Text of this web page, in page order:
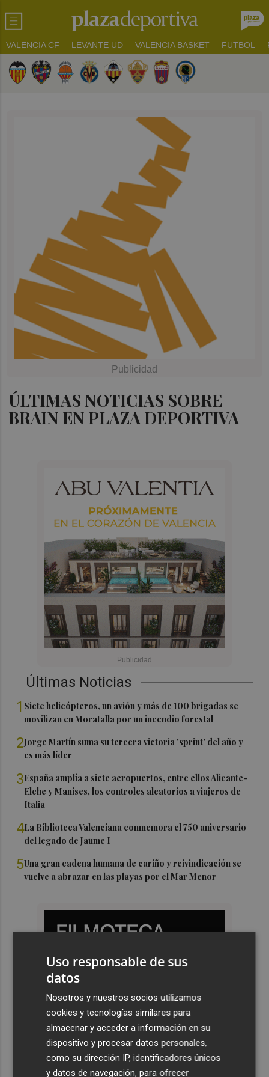
VALENCIA CF LEVANTE UD VALENCIA BASKET FUTBOL
ÚLTIMAS NOTICIAS SOBRE
BRAIN EN PLAZA DEPORTIVA
Últimas Noticias
1 Siete helicópteros, un avión y más de 100 brigadas se
movilizan en Moratalla por un incendio forestal
2Jorge Martín suma su tercera victoria 'sprint' del año y
es más líder
3España amplía a siete aeropuertos, entre ellos Alicante-
Elche y Manises, los controles aleatorios a viajeros de
Italia
4La Biblioteca Valenciana conmemora el 750 aniversario
del legado de Jaume I
5Una gran cadena humana de cariño y reivindicación se
vuelve a abrazar en las playas por el Mar Menor
Uso responsable de sus
datos
Nosotros y nuestros socios utilizamos
cookies y tecnologías similares para
almacenar y acceder a información en su
dispositivo y procesar datos personales,
como su dirección IP, identificadores únicos
y datos de navegación, para ofrecer